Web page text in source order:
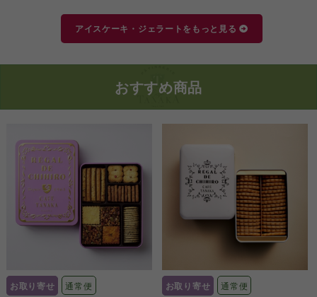
アイスケーキ・ジェラートをもっと見る
おすすめ商品
お取り寄せ 通常便 お取り寄せ 通常便